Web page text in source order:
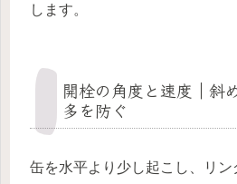
します。
開栓の角度と速度｜斜
多を防ぐ
缶を水平より少し起こし、リン